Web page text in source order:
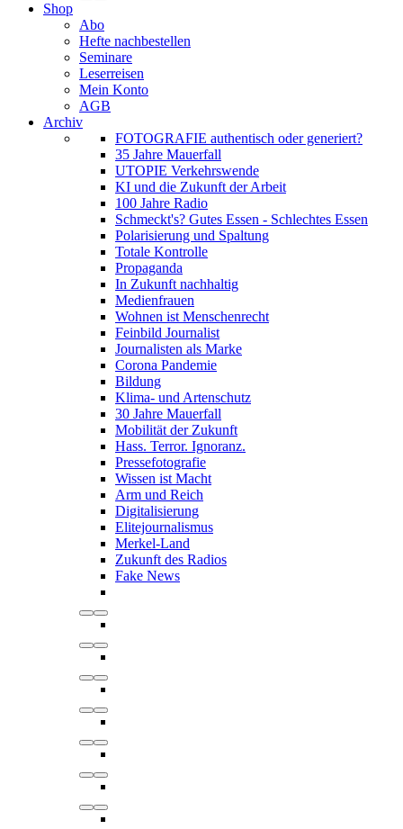
Shop
Abo
Hefte nachbestellen
Seminare
Leserreisen
Mein Konto
AGB
Archiv
FOTOGRAFIE authentisch oder generiert?
35 Jahre Mauerfall
UTOPIE Verkehrswende
KI und die Zukunft der Arbeit
100 Jahre Radio
Schmeckt's? Gutes Essen - Schlechtes Essen
Polarisierung und Spaltung
Totale Kontrolle
Propaganda
In Zukunft nachhaltig
Medienfrauen
Wohnen ist Menschenrecht
Feinbild Journalist
Journalisten als Marke
Corona Pandemie
Bildung
Klima- und Artenschutz
30 Jahre Mauerfall
Mobilität der Zukunft
Hass. Terror. Ignoranz.
Pressefotografie
Wissen ist Macht
Arm und Reich
Digitalisierung
Elitejournalismus
Merkel-Land
Zukunft des Radios
Fake News